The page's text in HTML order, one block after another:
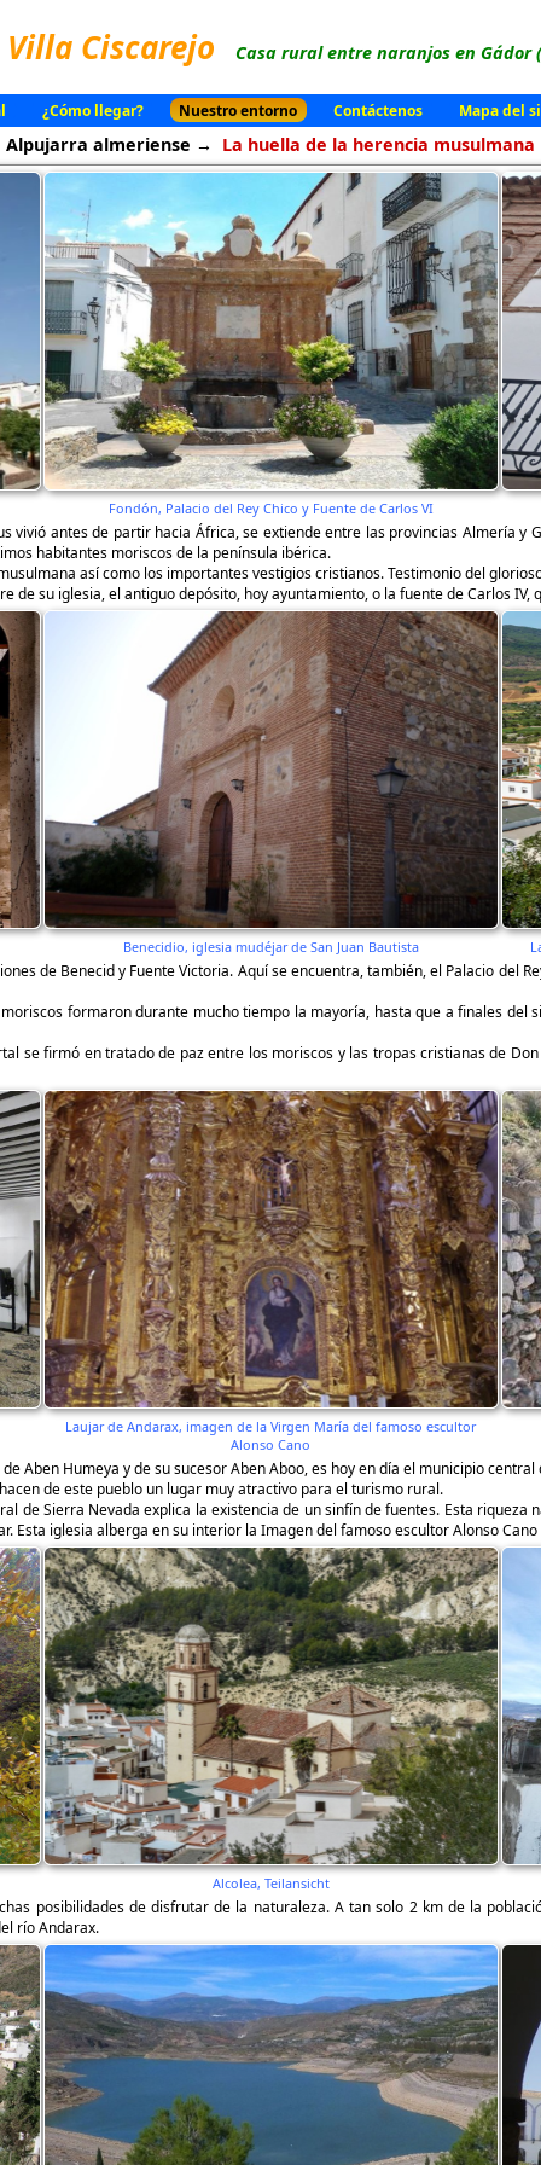
Villa Ciscarejo Casa rural entre naranjos en Gádor
¿Cómo llegar? Nuestro entorno Contáctenos Mapa del
Alpujarra almeriense → La huella de la herencia musulmana
Fondón, Palacio del Rey Chico y Fuente de Carlos VI
vivió antes de partir hacia África, se extiende entre las provincias Almería y
habitantes moriscos de la península ibérica.
así como los importantes vestigios cristianos. Testimonio del
de su iglesia, el antiguo depósito, hoy ayuntamiento, o la fuente de Carlos
Benecidio, iglesia mudéjar de San Juan Bautista
de Benecid y Fuente Victoria. Aquí se encuentra, también, el Palacio del
formaron durante mucho tiempo la mayoría, hasta que a finales del
se firmó en tratado de paz entre los moriscos y las tropas cristianas de
Laujar de Andarax, imagen de la Virgen María del famoso escultor
Alonso Cano
Aben Humeya y de su sucesor Aben Aboo, es hoy en día el municipio
de este pueblo un lugar muy atractivo para el turismo rural.
de Sierra Nevada explica la existencia de un sinfín de fuentes. Esta
Esta iglesia alberga en su interior la Imagen del famoso escultor Alonso
Alcolea, Teilansicht
posibilidades de disfrutar de la naturaleza. A tan solo 2 km de la
río Andarax.